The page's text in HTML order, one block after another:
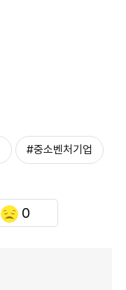
#중소벤처기업
0